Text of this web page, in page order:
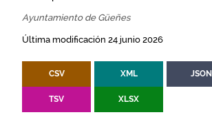
Ayuntamiento de Güeñes
Última modificación 24 junio 2026
CSV XML JSON
TSV XLSX